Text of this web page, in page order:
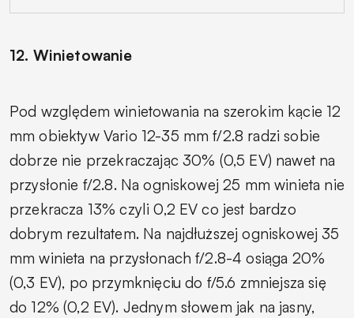
12. Winietowanie
Pod względem winietowania na szerokim kącie 12
mm obiektyw Vario 12-35 mm f/2.8 radzi sobie
dobrze nie przekraczając 30% (0,5 EV) nawet na
przysłonie f/2.8. Na ogniskowej 25 mm winieta nie
przekracza 13% czyli 0,2 EV co jest bardzo
dobrym rezultatem. Na najdłuższej ogniskowej 35
mm winieta na przysłonach f/2.8-4 osiąga 20%
(0,3 EV), po przymknięciu do f/5.6 zmniejsza się
do 12% (0,2 EV). Jednym słowem jak na jasny,